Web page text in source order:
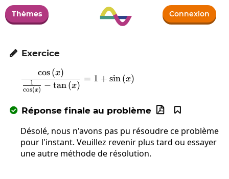
Thèmes Connexion
 Exercice
cos(x)
1 − tan(x)
cos(x)
= 1 + sin(x)
 Réponse finale au problème 

Désolé, nous n'avons pas pu résoudre ce problème
pour l'instant. Veuillez revenir plus tard ou essayer
une autre méthode de résolution.